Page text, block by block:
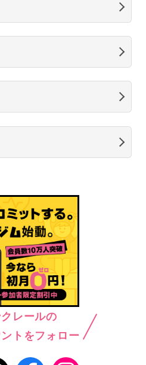
レールの
トをフォロー